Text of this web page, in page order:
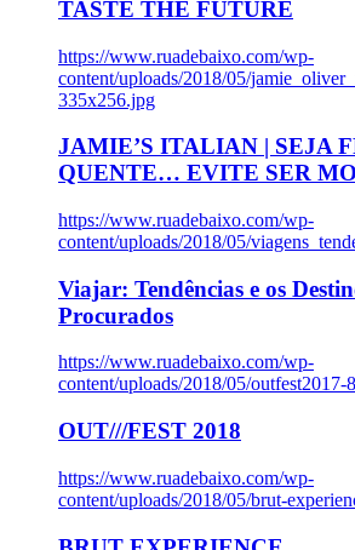
TASTE THE FUTURE
https://www.ruadebaixo.com/wp-
content/uploads/2018/05/
335x256.jpg
JAMIE’S ITALIAN | SEJA
QUENTE… EVITE SER
https://www.ruadebaixo.com/wp-
content/uploads/2018/05/
Viajar: Tendências e os
Procurados
https://www.ruadebaixo.com/wp-
content/uploads/2018/05/outfest2017-
OUT///FEST 2018
https://www.ruadebaixo.com/wp-
content/uploads/2018/05/brut-